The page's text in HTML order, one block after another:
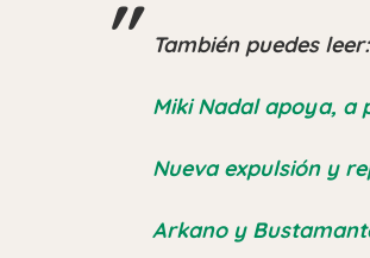
También puedes leer:
Miki Nadal apoya, a
Nueva expulsión y
Arkano y